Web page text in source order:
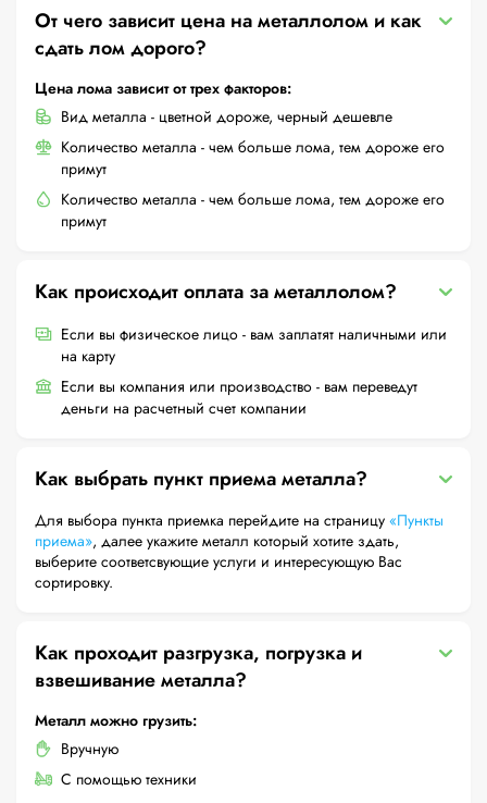
От чего зависит цена на металлолом и как
сдать лом дорого?
Цена лома зависит от трех факторов:
Вид металла - цветной дороже, черный дешевле
Количество металла - чем больше лома, тем дороже его
примут
Количество металла - чем больше лома, тем дороже его
примут
Как происходит оплата за металлолом?
Если вы физическое лицо - вам заплатят наличными или
на карту
Если вы компания или производство - вам переведут
деньги на расчетный счет компании
Как выбрать пункт приема металла?
Для выбора пункта приемка перейдите на страницу «Пункты
приема», далее укажите металл который хотите здать,
выберите соответсвующие услуги и интересующую Вас
сортировку.
Как проходит разгрузка, погрузка и
взвешивание металла?
Металл можно грузить:
Вручную
С помощью техники